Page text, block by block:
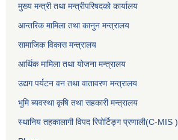
मुख्य मन्त्री तथा मन्त्रीपरिषदको कार्यालय
आन्तरिक मामिला तथा कानुन मन्त्रालय
सामाजिक विकास मन्त्रालय
आर्थिक मामिला तथा योजना मन्त्रालय
उद्यग पर्यटन वन तथा वातावरण मन्त्रालय
भुमि ब्यवस्था कृषि तथा सहकारी मन्त्रालय
स्थानिय तहकालागी विपद रिपोर्टिङ्ग प्रणाली(C-MIS )